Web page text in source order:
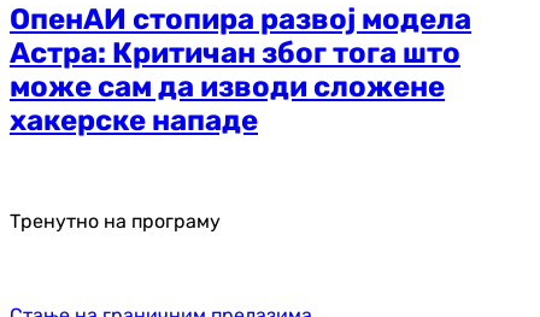
ОпенАИ стопира развој модела
Астра: Критичан због тога што
може сам да изводи сложене
хакерске нападе
Тренутно на програму